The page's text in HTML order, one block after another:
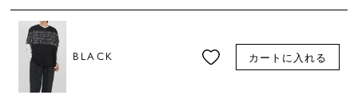
BLACK カートに入れる